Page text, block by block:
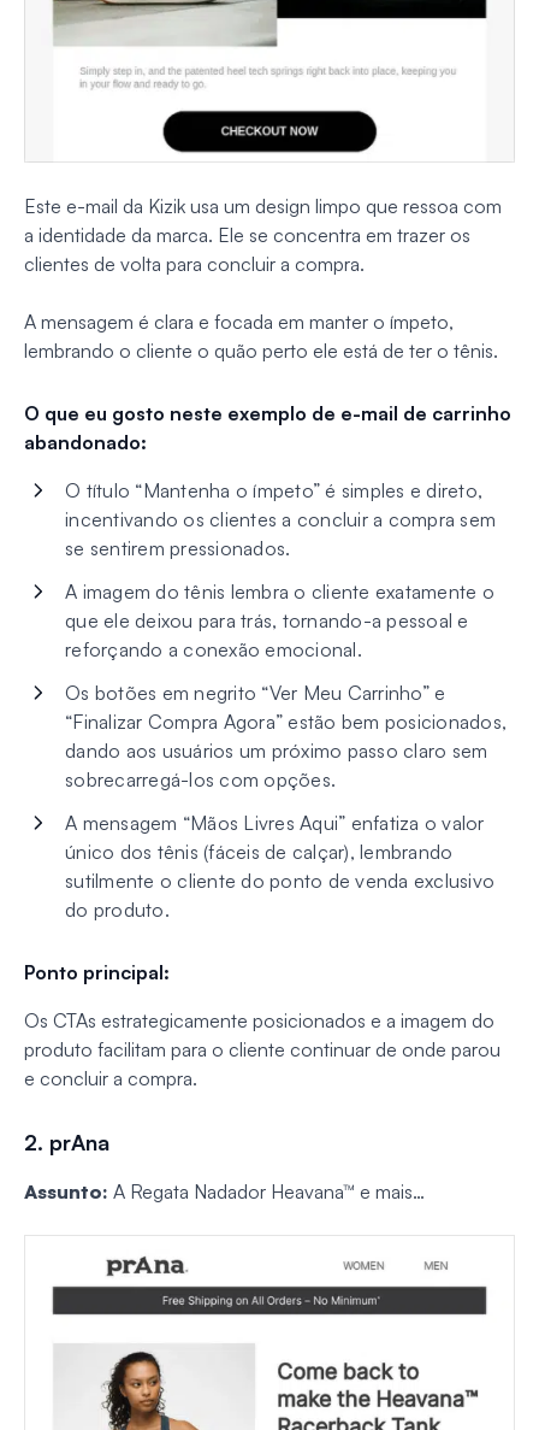
Este e-mail da Kizik usa um design limpo que ressoa com
a identidade da marca. Ele se concentra em trazer os
clientes de volta para concluir a compra.
A mensagem é clara e focada em manter o ímpeto,
lembrando o cliente o quão perto ele está de ter o tênis.
O que eu gosto neste exemplo de e-mail de carrinho
abandonado:
O título “Mantenha o ímpeto” é simples e direto,
incentivando os clientes a concluir a compra sem
se sentirem pressionados.
A imagem do tênis lembra o cliente exatamente o
que ele deixou para trás, tornando-a pessoal e
reforçando a conexão emocional.
Os botões em negrito “Ver Meu Carrinho” e
“Finalizar Compra Agora” estão bem posicionados,
dando aos usuários um próximo passo claro sem
sobrecarregá-los com opções.
A mensagem “Mãos Livres Aqui” enfatiza o valor
único dos tênis (fáceis de calçar), lembrando
sutilmente o cliente do ponto de venda exclusivo
do produto.
Ponto principal:
Os CTAs estrategicamente posicionados e a imagem do
produto facilitam para o cliente continuar de onde parou
e concluir a compra.
2. prAna
Assunto: A Regata Nadador Heavana™ e mais…